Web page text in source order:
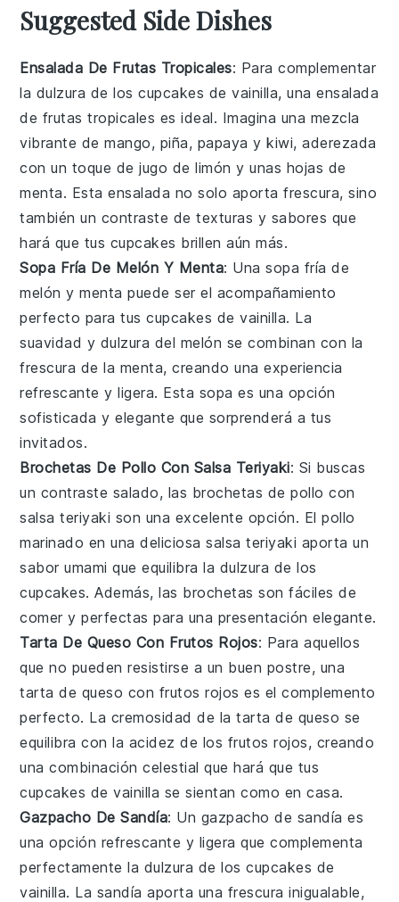
Suggested Side Dishes
Ensalada De Frutas Tropicales: Para complementar
la dulzura de los cupcakes de vainilla, unaensalada
de frutas tropicales es ideal. Imagina una mezcla
vibrante demango, piña, papaya ykiwi, aderezada
con un toque dejugo de limón y unas hojas de
menta. Esta ensalada no solo aporta frescura, sino
también un contraste de texturas y sabores que
hará que tus cupcakes brillen aún más.
Sopa Fría De Melón Y Menta: Unasopa fría de
melón y menta puede ser el acompañamiento
perfecto para tus cupcakes de vainilla. La
suavidad y dulzura del melón se combinan con la
frescura de la menta, creando una experiencia
refrescante y ligera. Esta sopa es una opción
sofisticada y elegante que sorprenderá a tus
invitados.
Brochetas De Pollo Con Salsa Teriyaki: Si buscas
un contraste salado, las brochetas de pollo con
salsa teriyaki son una excelente opción. Elpollo
marinado en una deliciosasalsa teriyaki aporta un
sabor umami que equilibra la dulzura de los
cupcakes. Además, las brochetas son fáciles de
comer y perfectas para una presentación elegante.
Tarta De Queso Con Frutos Rojos: Para aquellos
que no pueden resistirse a un buen postre, una
tarta de queso con frutos rojos es el complemento
perfecto. La cremosidad de latarta de queso se
equilibra con la acidez de los frutos rojos, creando
una combinación celestial que hará que tus
cupcakes de vainilla se sientan como en casa.
Gazpacho De Sandía: Un gazpacho de sandía es
una opción refrescante y ligera que complementa
perfectamente la dulzura de los cupcakes de
vainilla. La sandía aporta una frescura inigualable,